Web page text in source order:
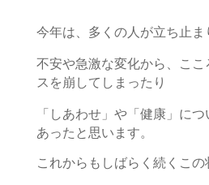
今年は、多くの人が立ち止ま
不安や急激な変化から、こ
スを崩してしまったり
「しあわせ」や「健康」に
あったと思います。
これからもしばらく続くこの